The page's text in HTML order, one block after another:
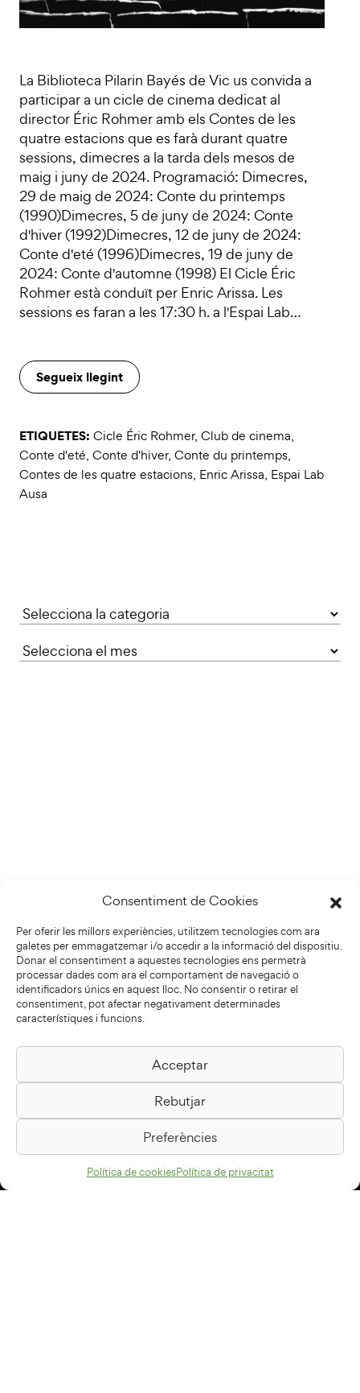
Consentiment de Cookies
Per oferir les millors experiències, utilitzem tecnologies com ara
galetes per emmagatzemar i/o accedir a la informació del dispositiu.
Donar el consentiment a aquestes tecnologies ens permetrà
processar dades com ara el comportament de navegació o
identificadors únics en aquest lloc. No consentir o retirar el
consentiment, pot afectar negativament determinades
característiques i funcions.
Acceptar
Rebutjar
Preferències
Política de cookiesPolítica de privacitat
La Biblioteca Pilarin Bayés de Vic us convida a
participar a un cicle de cinema dedicat al
director Éric Rohmer amb els Contes de les
quatre estacions que es farà durant quatre
sessions, dimecres a la tarda dels mesos de
maig i juny de 2024. Programació: Dimecres,
29 de maig de 2024: Conte du printemps
(1990)Dimecres, 5 de juny de 2024: Conte
d'hiver (1992)Dimecres, 12 de juny de 2024:
Conte d'eté (1996)Dimecres, 19 de juny de
2024: Conte d'automne (1998) El Cicle Éric
Rohmer està conduït per Enric Arissa. Les
sessions es faran a les 17:30 h. a l'Espai Lab…
Segueix llegint
ETIQUETES: Cicle Éric Rohmer, Club de cinema,
Conte d'eté, Conte d'hiver, Conte du printemps,
Contes de les quatre estacions, Enric Arissa, Espai Lab
Ausa
Categories
Biblioteca Pilarin Bayés
Passeig de la Generalitat, 1
08500 Vic